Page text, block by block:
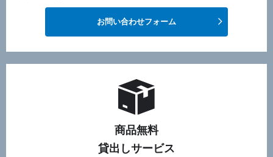
お問い合わせフォーム
商品無料
貸出しサービス